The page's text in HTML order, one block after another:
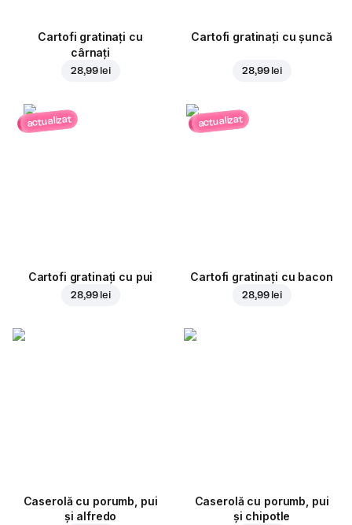
Cartofi gratinați cu
cârnați
28,99 lei
Cartofi gratinați cu șuncă
28,99 lei
actualizat
Cartofi gratinați cu pui
28,99 lei
actualizat
Cartofi gratinați cu bacon
28,99 lei
Caserolă cu porumb, pui
și alfredo
Caserolă cu porumb, pui
și chipotle